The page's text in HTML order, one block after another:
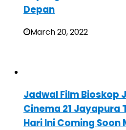
Depan
March 20, 2022
Jadwal Film Bioskop
Cinema 21 Jayapura
Hari Ini Coming Soon